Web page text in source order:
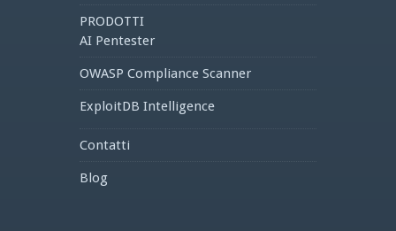
PRODOTTI
AI Pentester
OWASP Compliance Scanner
ExploitDB Intelligence
Contatti
Blog